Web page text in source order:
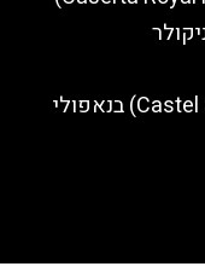
טירת קסטל סנט אלמו (Castel Sant'Elmo) בנאפולי